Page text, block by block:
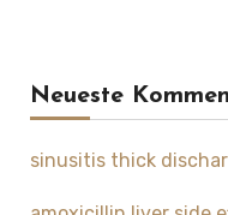
Neueste
sinusitis thick